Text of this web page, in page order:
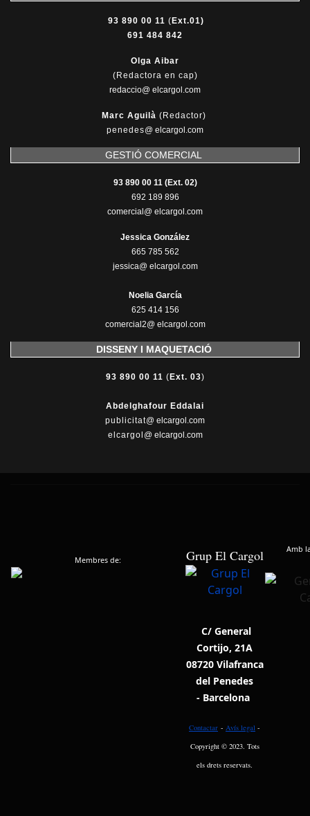
93 890 00 11 ( Ext.01)
691 484 842
Olga Aibar
(Redactora en cap)
redaccio@ elcargol.com
Marc Aguilà (Redactor)
penedes@ elcargol.com
GESTIÓ COMERCIAL
93 890 00 11 (Ext. 02)
692 189 896
comercial@ elcargol.com
Jessica González
665 785 562
jessica@ elcargol.com
Noelia García
625 414 156
comercial2@ elcargol.com
DISSENY I MAQUETACIÓ
93 890 00 11 ( Ext. 03)
Abdelghafour Eddalai
publicitat@ elcargol.com
elcargol @ elcargol.com
Membres de: Grup El Cargol Amb
C/ General
Cortijo, 21A
08720 Vilafranca
del Penedes
- Barcelona
Contactar - Avís legal -
Copyright © 2023. Tots
els drets reservats.